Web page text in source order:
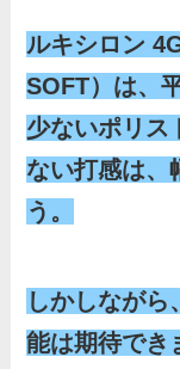
ルキシロン
SOFT）は、
少ないポリス
ない打感は、
う。
しかしなが
能は期待でき